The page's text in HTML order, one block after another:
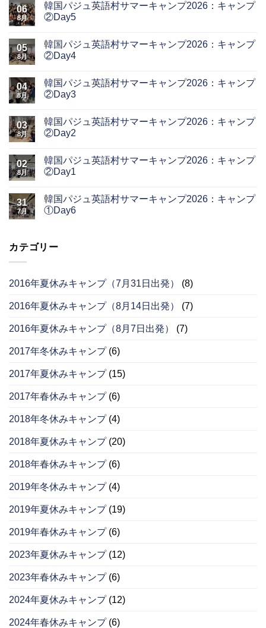
06
8月
韓国パジュ英語村サマーキャンプ2026：キャンプ
②Day5
05
8月
韓国パジュ英語村サマーキャンプ2026：キャンプ
②Day4
04
8月
韓国パジュ英語村サマーキャンプ2026：キャンプ
②Day3
03
8月
韓国パジュ英語村サマーキャンプ2026：キャンプ
②Day2
02
8月
韓国パジュ英語村サマーキャンプ2026：キャンプ
②Day1
31
7月
韓国パジュ英語村サマーキャンプ2026：キャンプ
①Day6
カテゴリー
2016年夏休みキャンプ（7月31日出発） (8)
2016年夏休みキャンプ（8月14日出発） (7)
2016年夏休みキャンプ（8月7日出発） (7)
2017年冬休みキャンプ(6)
2017年夏休みキャンプ(15)
2017年春休みキャンプ(6)
2018年冬休みキャンプ(4)
2018年夏休みキャンプ(20)
2018年春休みキャンプ(6)
2019年冬休みキャンプ(4)
2019年夏休みキャンプ(19)
2019年春休みキャンプ(6)
2023年夏休みキャンプ(12)
2023年春休みキャンプ(6)
2024年夏休みキャンプ(12)
2024年春休みキャンプ(6)